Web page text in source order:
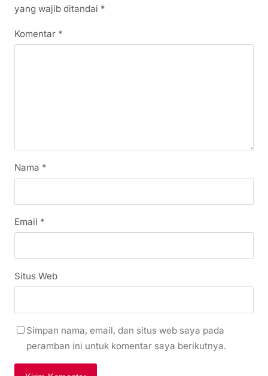
yang wajib ditandai *
Komentar *
Nama *
Email *
Situs Web
Simpan nama, email, dan situs web saya pada
peramban ini untuk komentar saya berikutnya.